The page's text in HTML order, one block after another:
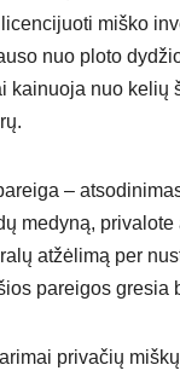
miško
nuo ploto
kainuoja nuo kelių
–
medyną, privalote
atžėlimą per
pareigos gresia
privačių